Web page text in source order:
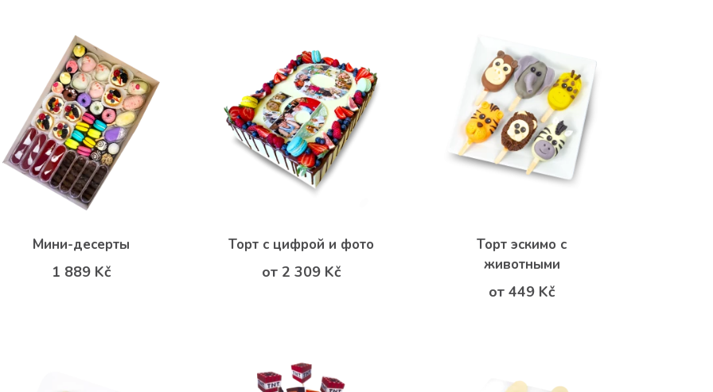
Мини-десерты
1 889 Kč
Торт с цифрой и фото
от 2 309 Kč
Торт эскимо с
животными
от 449 Kč